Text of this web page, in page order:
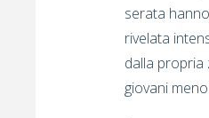
serata
rivelata
dalla propria
giovani